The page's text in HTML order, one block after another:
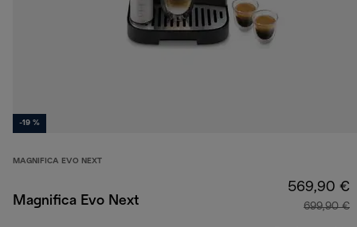
-19 %
MAGNIFICA EVO NEXT
Magnifica Evo Next
569,90 €
699,90 €